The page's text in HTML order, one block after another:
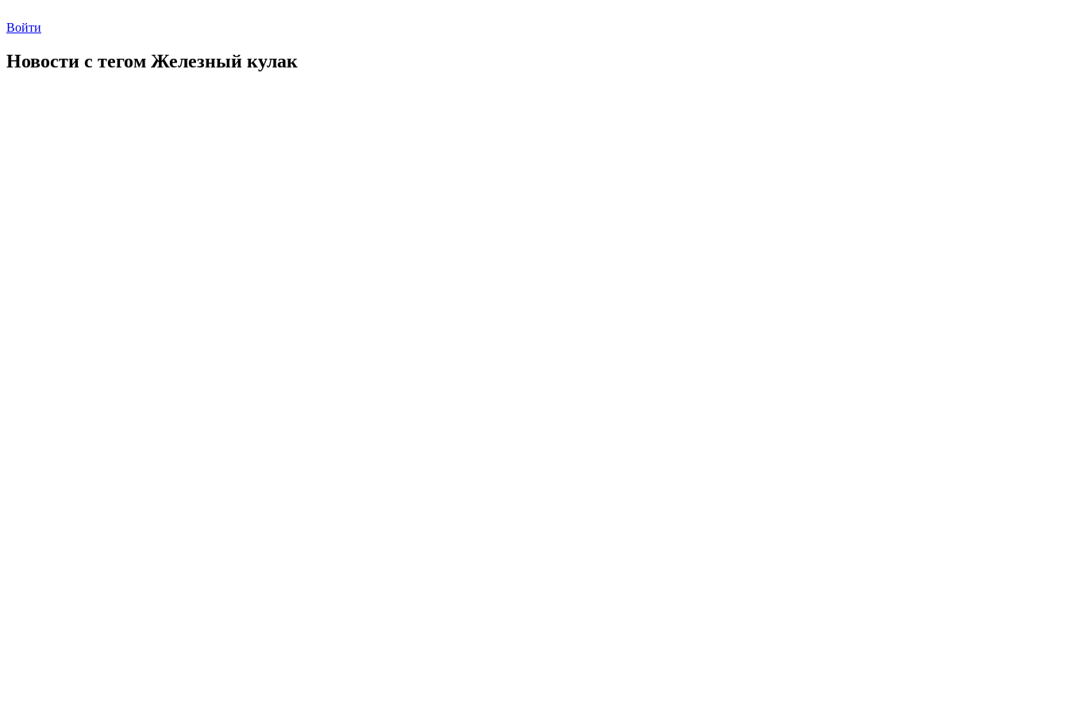
Войти
Новости с тегом Железный кулак